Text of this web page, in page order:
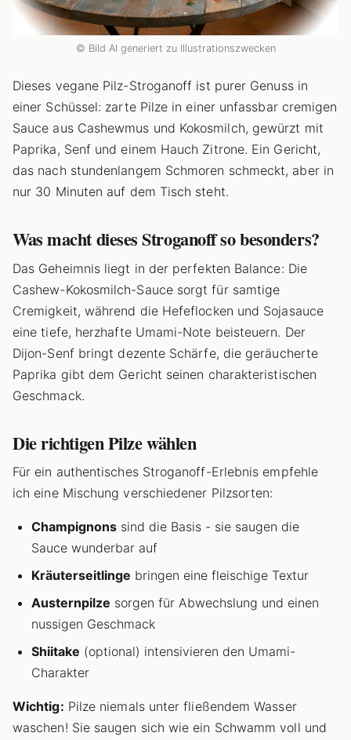
© Bild AI generiert zu Illustrationszwecken
Dieses vegane Pilz-Stroganoff ist purer Genuss in
einer Schüssel: zarte Pilze in einer unfassbar cremigen
Sauce aus Cashewmus und Kokosmilch, gewürzt mit
Paprika, Senf und einem Hauch Zitrone. Ein Gericht,
das nach stundenlangem Schmoren schmeckt, aber in
nur 30 Minuten auf dem Tisch steht.
Was macht dieses Stroganoff so besonders?
Das Geheimnis liegt in der perfekten Balance: Die
Cashew-Kokosmilch-Sauce sorgt für samtige
Cremigkeit, während die Hefeflocken und Sojasauce
eine tiefe, herzhafte Umami-Note beisteuern. Der
Dijon-Senf bringt dezente Schärfe, die geräucherte
Paprika gibt dem Gericht seinen charakteristischen
Geschmack.
Die richtigen Pilze wählen
Für ein authentisches Stroganoff-Erlebnis empfehle
ich eine Mischung verschiedener Pilzsorten:
Champignons sind die Basis - sie saugen die
Sauce wunderbar auf
Kräuterseitlinge bringen eine fleischige Textur
Austernpilze sorgen für Abwechslung und einen
nussigen Geschmack
Shiitake (optional) intensivieren den Umami-
Charakter
Wichtig: Pilze niemals unter fließendem Wasser
waschen! Sie saugen sich wie ein Schwamm voll und